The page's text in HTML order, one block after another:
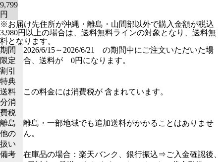
9,799
円
※お届け先住所が沖縄・離島・山間部以外で購入金額が税込
3,980円以上の場合は、送料無料ラインの対象となり、送料無
料となります。
期間
限定
割引
特典
2026/6/15～2026/6/21 の期間中にご注文いただいた場
合、送料が 0円になります。
送料
分消
費税
この料金には消費税が 含まれています。
離島
他の
扱い
離島・一部地域でも追加送料がかかることはありませ
ん。
備考
在庫品の場合：楽天バンク、銀行振込⇒ご入金確認後、